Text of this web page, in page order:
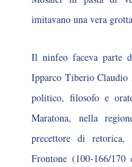
imitavano una vera
Il ninfeo faceva parte
Ipparco Tiberio
politico, filosofo e
Maratona, nella
precettore di retorica,
Frontone (100-166/